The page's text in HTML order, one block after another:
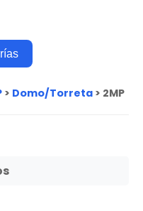
> Domo/Torreta > 2MP